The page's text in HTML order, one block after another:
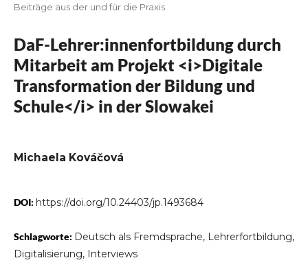
Beiträge aus der und für die Praxis
DaF-Lehrer:innenfortbildung durch
Mitarbeit am Projekt <i>Digitale
Transformation der Bildung und
Schule</i> in der Slowakei
Michaela Kováčová
DOI: https://doi.org/10.24403/jp.1493684
Schlagworte: Deutsch als Fremdsprache, Lehrerfortbildung,
Digitalisierung, Interviews